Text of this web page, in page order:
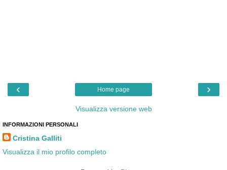
‹ ›
Home page
Visualizza versione web
INFORMAZIONI PERSONALI
Cristina Galliti
Visualizza il mio profilo completo